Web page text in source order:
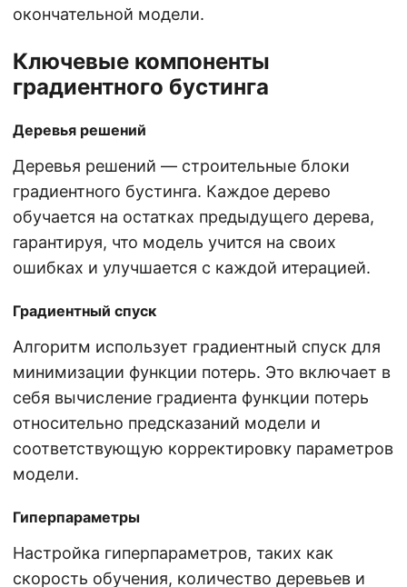
окончательной модели.
Ключевые компоненты
градиентного бустинга
Деревья решений
Деревья решений — строительные блоки
градиентного бустинга. Каждое дерево
обучается на остатках предыдущего дерева,
гарантируя, что модель учится на своих
ошибках и улучшается с каждой итерацией.
Градиентный спуск
Алгоритм использует градиентный спуск для
минимизации функции потерь. Это включает в
себя вычисление градиента функции потерь
относительно предсказаний модели и
соответствующую корректировку параметров
модели.
Гиперпараметры
Настройка гиперпараметров, таких как
скорость обучения, количество деревьев и